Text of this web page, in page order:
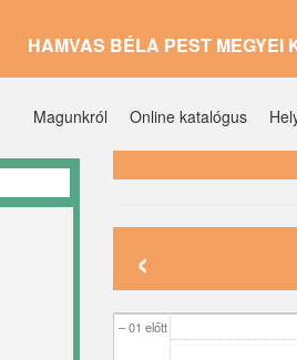
HAMVAS BÉLA PEST MEGYEI
Magunkról Online katalógus
‹
– 01 előtt